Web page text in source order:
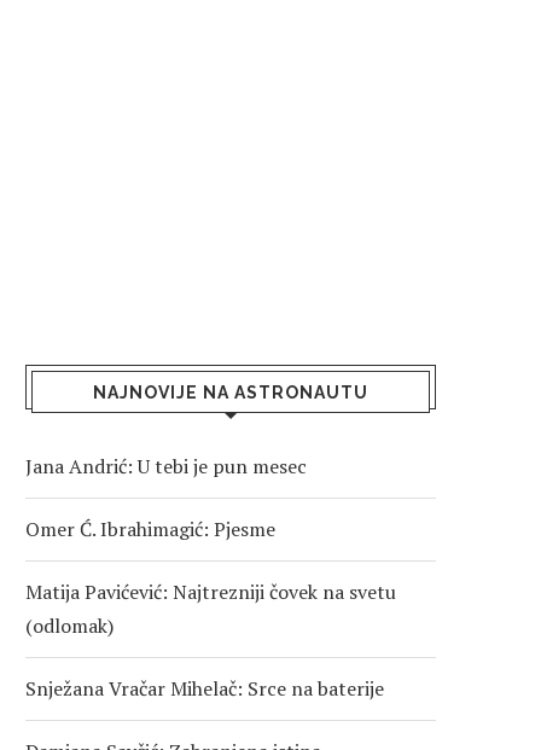
NAJNOVIJE NA ASTRONAUTU
Jana Andrić: U tebi je pun mesec
Omer Ć. Ibrahimagić: Pjesme
Matija Pavićević: Najtrezniji čovek na svetu
(odlomak)
Snježana Vračar Mihelač: Srce na baterije